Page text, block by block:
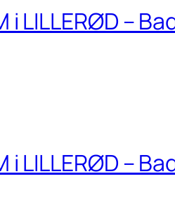
i LILLERØD –
i LILLERØD –